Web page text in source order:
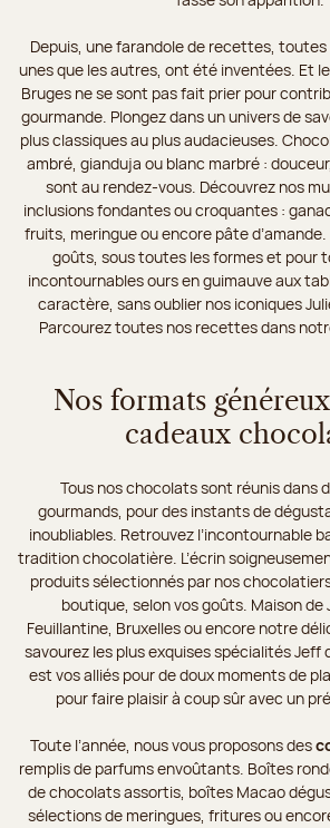
Depuis, une farandole de recettes,
unes que les autres, ont été inventées. Et
Bruges ne se sont pas fait prier pour
gourmande. Plongez dans un univers de
plus classiques au plus audacieuses.
ambré, gianduja ou blanc marbré :
sont au rendez-vous. Découvrez nos
inclusions fondantes ou croquantes :
fruits, meringue ou encore pâte d’amande.
goûts, sous toutes les formes et pour
incontournables ours en guimauve aux
caractère, sans oublier nos iconiques
Parcourez toutes nos recettes dans
Nos formats
cadeaux
Tous nos chocolats sont réunis dans
gourmands, pour des instants de
inoubliables. Retrouvez l’incontournable
tradition chocolatière. L’écrin
produits sélectionnés par nos
boutique, selon vos goûts. Maison de
Feuillantine, Bruxelles ou encore notre
savourez les plus exquises spécialités Jeff
est vos alliés pour de doux moments de
pour faire plaisir à coup sûr avec un
Toute l’année, nous vous proposons des
remplis de parfums envoûtants. Boîtes
de chocolats assortis, boîtes Macao
sélections de meringues, fritures ou